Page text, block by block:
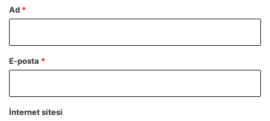
Ad *
E-posta *
İnternet sitesi